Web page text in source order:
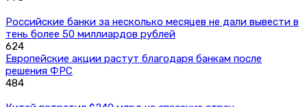
Российские банки за несколько месяцев не дали вывести в
тень более 50 миллиардов рублей
624
Европейские акции растут благодаря банкам после
решения ФРС
484